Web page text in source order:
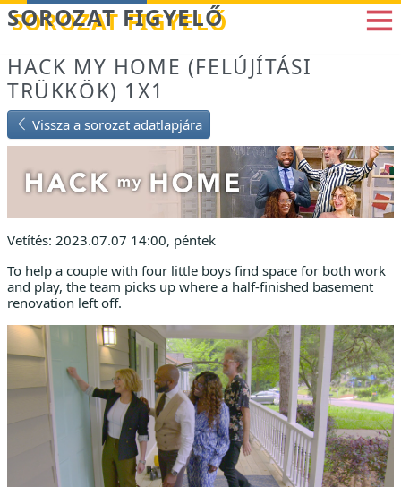
Betöltés...
SOROZAT FIGYELŐ
HACK MY HOME (FELÚJÍTÁSI
TRÜKKÖK) 1X1
Vissza a sorozat adatlapjára
Vetítés: 2023.07.07 14:00, péntek
To help a couple with four little boys find space for both work
and play, the team picks up where a half-finished basement
renovation left off.